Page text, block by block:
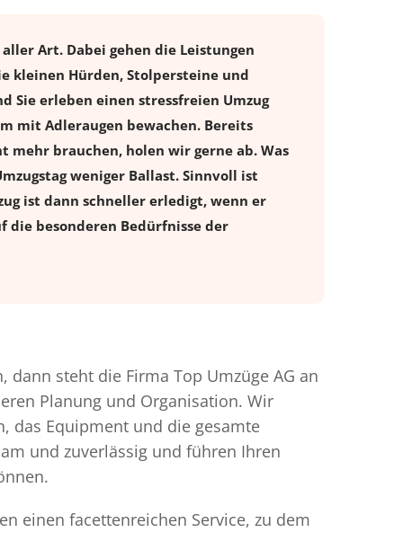
Art. Dabei gehen die Leistungen
kleinen Hürden, Stolpersteine und
Sie erleben einen stressfreien Umzug
mit Adleraugen bewachen. Bereits
mehr brauchen, holen wir gerne ab. Was
weniger Ballast. Sinnvoll ist
ist dann schneller erledigt, wenn er
die besonderen Bedürfnisse der
steht die Firma Top Umzüge AG an
Planung und Organisation. Wir
das Equipment und die gesamte
und zuverlässig und führen Ihren
einen facettenreichen Service, zu dem